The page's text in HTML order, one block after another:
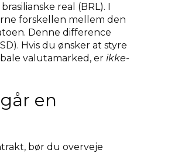
real (BRL). I
forskellen mellem den
Denne difference
Hvis du ønsker at styre
valutamarked, er ikke-
en
bør du overveje